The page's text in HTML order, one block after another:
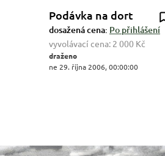
Podávka na dort
dosažená cena: Po přihlášení
vyvolávací cena: 2 000 Kč
draženo
ne 29. října 2006, 00:00:00